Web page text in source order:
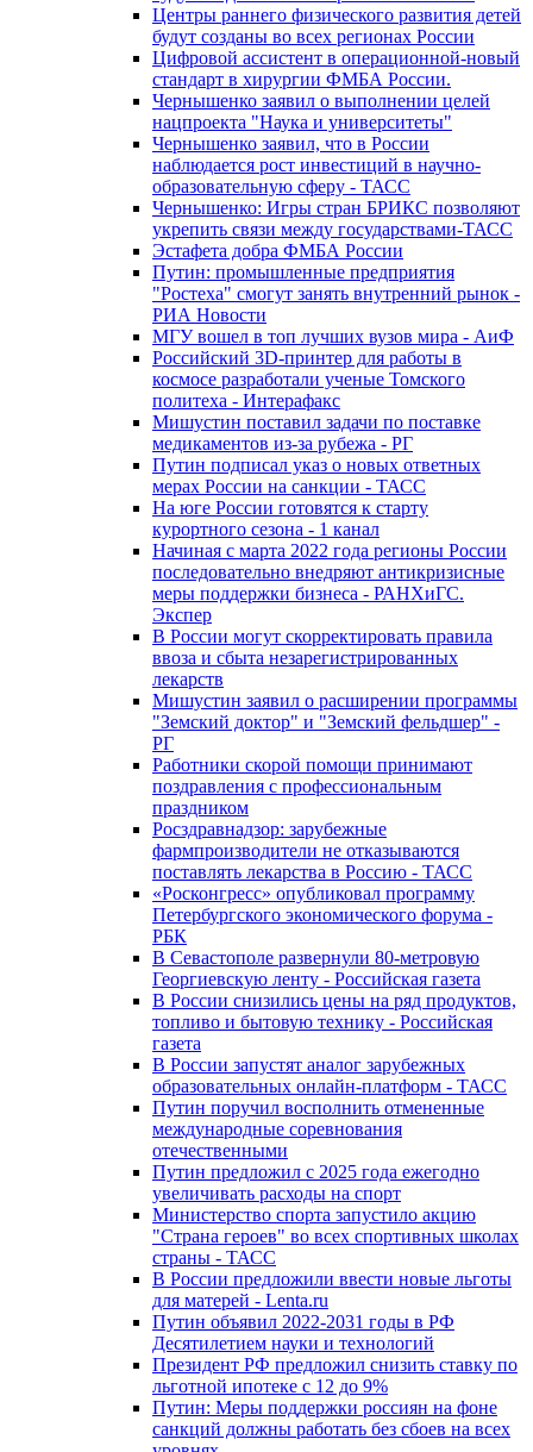
Центры раннего физического развития детей
будут созданы во всех регионах России
Цифровой ассистент в операционной-новый
стандарт в хирургии ФМБА России.
Чернышенко заявил о выполнении целей
нацпроекта "Наука и университеты"
Чернышенко заявил, что в России
наблюдается рост инвестиций в научно-
образовательную сферу - ТАСС
Чернышенко: Игры стран БРИКС позволяют
укрепить связи между государствами-ТАСС
Эстафета добра ФМБА России
Путин: промышленные предприятия
"Ростеха" смогут занять внутренний рынок -
РИА Новости
МГУ вошел в топ лучших вузов мира - АиФ
Российский 3D-принтер для работы в
космосе разработали ученые Томского
политеха - Интерафакс
Мишустин поставил задачи по поставке
медикаментов из-за рубежа - РГ
Путин подписал указ о новых ответных
мерах России на санкции - ТАСС
На юге России готовятся к старту
курортного сезона - 1 канал
Начиная с марта 2022 года регионы России
последовательно внедряют антикризисные
меры поддержки бизнеса - РАНХиГС.
Экспер
В России могут скорректировать правила
ввоза и сбыта незарегистрированных
лекарств
Мишустин заявил о расширении программы
"Земский доктор" и "Земский фельдшер" -
РГ
Работники скорой помощи принимают
поздравления с профессиональным
праздником
Росздравнадзор: зарубежные
фармпроизводители не отказываются
поставлять лекарства в Россию - ТАСС
«Росконгресс» опубликовал программу
Петербургского экономического форума -
РБК
В Севастополе развернули 80-метровую
Георгиевскую ленту - Российская газета
В России снизились цены на ряд продуктов,
топливо и бытовую технику - Российская
газета
В России запустят аналог зарубежных
образовательных онлайн-платформ - ТАСС
Путин поручил восполнить отмененные
международные соревнования
отечественными
Путин предложил с 2025 года ежегодно
увеличивать расходы на спорт
Министерство спорта запустило акцию
"Страна героев" во всех спортивных школах
страны - ТАСС
В России предложили ввести новые льготы
для матерей - Lenta.ru
Путин объявил 2022-2031 годы в РФ
Десятилетием науки и технологий
Президент РФ предложил снизить ставку по
льготной ипотеке с 12 до 9%
Путин: Меры поддержки россиян на фоне
санкций должны работать без сбоев на всех